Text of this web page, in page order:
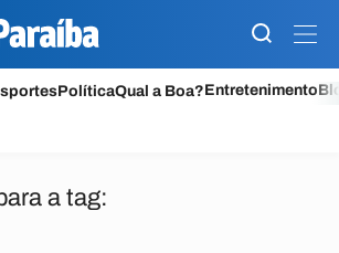
PolíticaQual a Boa?Entretenimento
a tag: